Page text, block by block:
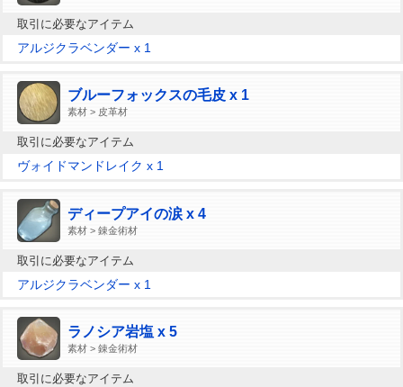
取引に必要なアイテム
アルジクラベンダー x 1
ブルーフォックスの毛皮 x 1
素材 > 皮革材
取引に必要なアイテム
ヴォイドマンドレイク x 1
ディープアイの涙 x 4
素材 > 錬金術材
取引に必要なアイテム
アルジクラベンダー x 1
ラノシア岩塩 x 5
素材 > 錬金術材
取引に必要なアイテム